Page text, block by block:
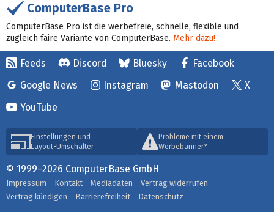
ComputerBase Pro
ComputerBase Pro ist die werbefreie, schnelle, flexible und
zugleich faire Variante von ComputerBase. Mehr dazu!
Feeds Discord Bluesky
Facebook
Google News
Instagram Mastodon
X
YouTube
Einstellungen und
Layout-Umschalter
Probleme mit einem
Werbebanner?
© 1999–2026 ComputerBase GmbH
Impressum Kontakt Mediadaten
Vertrag widerrufen
Vertrag kündigen
Barrierefreiheit Datenschutz